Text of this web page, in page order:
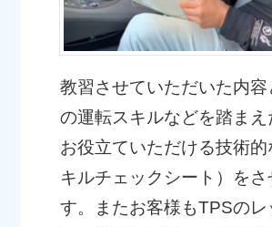
教習させていただいた内容
の運転スキルなどを踏まえ
お役立ていただける技術的
キルチェックシート）をさ
す。またお客様もTPSのレ